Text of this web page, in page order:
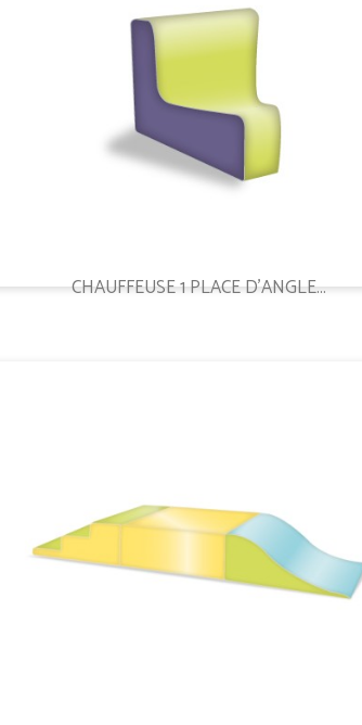
CHAUFFEUSE 1 PLACE D'ANGLE...